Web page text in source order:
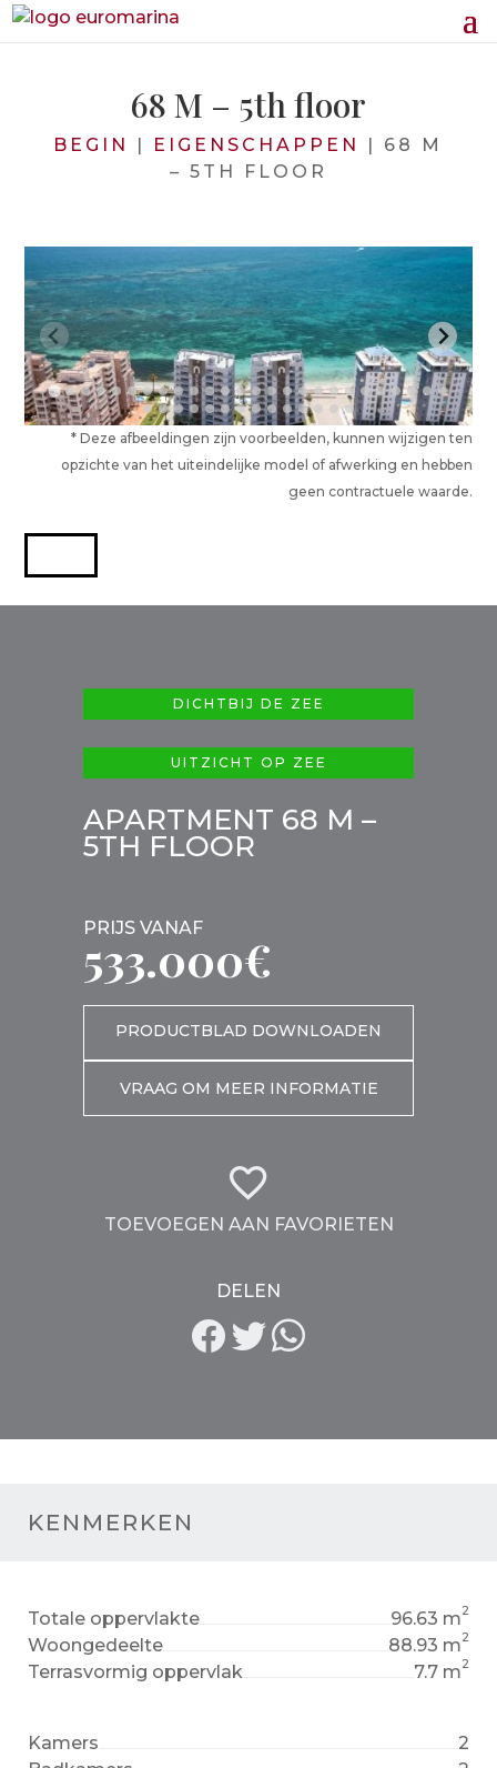
68 M – 5th floor
BEGIN | EIGENSCHAPPEN | 68 M
– 5TH FLOOR
* Deze afbeeldingen zijn voorbeelden, kunnen wijzigen ten
opzichte van het uiteindelijke model of afwerking en hebben
geen contractuele waarde.
KENMERKEN
Totale oppervlakte 96.63 m2
Woongedeelte 88.93 m2
Terrasvormig oppervlak 7.7 m2
Kamers
2
DICHTBIJ DE ZEE
UITZICHT OP ZEE
APARTMENT 68 M –
5TH FLOOR
PRIJS VANAF
533.000€
PRODUCTBLAD DOWNLOADEN
VRAAG OM MEER INFORMATIE
TOEVOEGEN AAN FAVORIETEN
DELEN